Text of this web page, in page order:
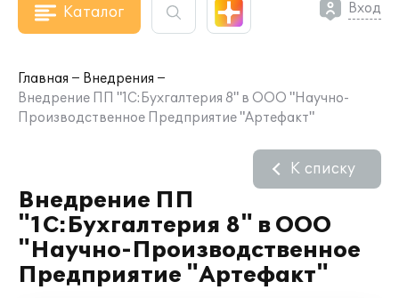
Каталог Вход
Главная
Внедрения
Внедрение ПП "1С:Бухгалтерия 8" в ООО "Научно-
Производственное Предприятие "Артефакт"
Внедрение ПП
"1С:Бухгалтерия 8" в ООО
"Научно-Производственное
Предприятие "Артефакт"
К списку